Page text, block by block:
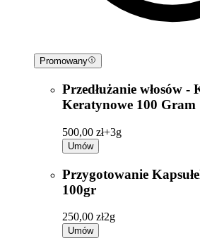
Promowany
Przedłużanie włosów -
Keratynowe 100 Gram
500,00 zł+3g
Umów
Przygotowanie
100gr
250,00 zł2g
Umów